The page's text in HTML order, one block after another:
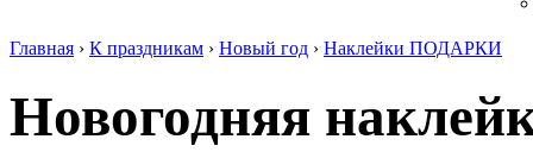
Главная › К праздникам › Новый год › Наклейки ПОДАРКИ
Новогодняя